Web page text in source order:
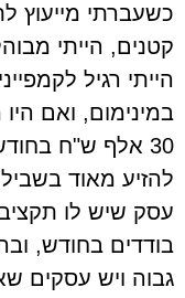
כשעברתי מייעוץ
קטנים, הייתי
הייתי רגיל
30 אלף ש"ח
להזיע מאוד
עסק שיש לו
בודדים בחודש,
גבוה ויש עסקים